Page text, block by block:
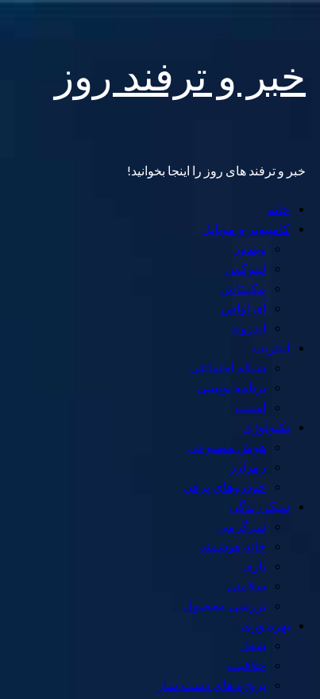
content
خبر و ترفند روز
خبر و ترفند های روز را اینجا بخوانید!
Primary
Menu
خانه
کامپیوتر و موبایل
ویندوز
لینوکس
مکینتاش
آی اواس
اندروید
اینترنت
شبکه اجتماعی
برنامه نویسی
امنیت
تکنولوژی
هوش مصنوعی
رمزارز
خودروهای برقی
سبک زندگی
سرگرمی
خانه هوشمند
بازی
سلامتی
بررسی محصول
بهره وری
شغل
خلاقیت
پروژه های دست ساز